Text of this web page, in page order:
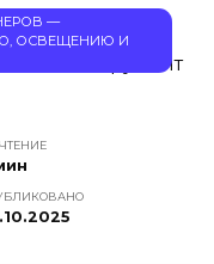
—
ОСВЕЩЕНИЮ И